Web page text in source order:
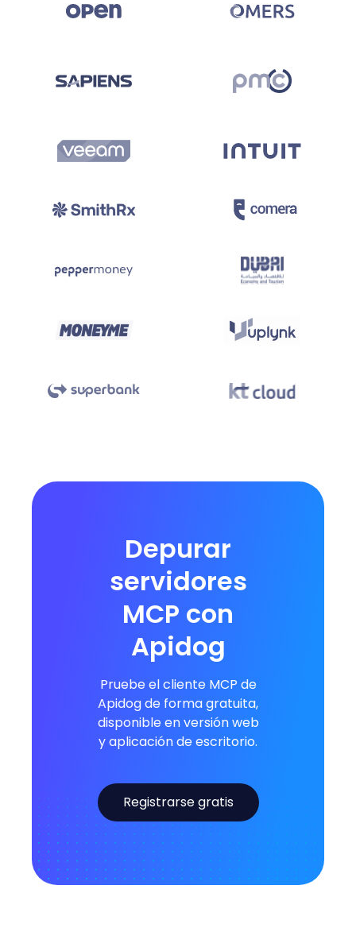
Depurar
servidores
MCP con
Apidog
Pruebe el cliente MCP de
Apidog de forma gratuita,
disponible en versión web
y aplicación de escritorio.
Registrarse gratis